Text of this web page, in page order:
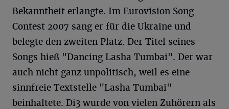
Bekanntheit erlangte. Im Eurovision Song
Contest 2007 sang er für die Ukraine und
belegte den zweiten Platz. Der Titel seines
Songs hieß "Dancing Lasha Tumbai". Der war
auch nicht ganz unpolitisch, weil es eine
sinnfreie Textstelle "Lasha Tumbai"
beinhaltete. Di3 wurde von vielen Zuhörern als